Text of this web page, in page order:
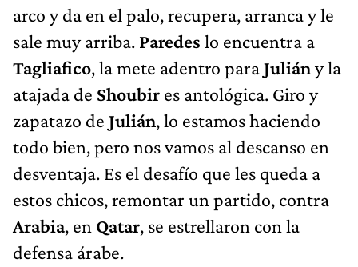
arco y da en el palo, recupera, arranca y le
sale muy arriba. Paredes lo encuentra a
Tagliafico, la mete adentro paraJuliány la
atajada de Shoubir es antológica. Giro y
zapatazo de Julián, lo estamos haciendo
todo bien, pero nos vamos al descanso en
desventaja. Es el desafío que les queda a
estos chicos, remontar un partido, contra
Arabia, en Qatar, se estrellaron con la
defensa árabe.